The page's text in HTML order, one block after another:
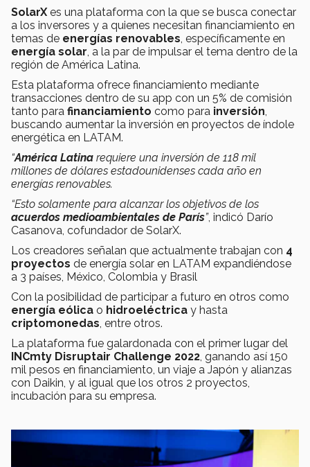
SolarXes una plataforma con la que se busca conectar
a los inversores y a quienes necesitan financiamiento en
temas de energías renovables, específicamente en
energía solar, a la par de impulsar el tema dentro de la
región de América Latina.
Esta plataforma ofrece financiamiento mediante
transacciones dentro de su app con un 5% de comisión
tanto para financiamiento como para inversión,
buscando aumentar la inversión en proyectos de índole
energética en LATAM.
“América Latina requiere una inversión de 118 mil
millones de dólares estadounidenses cada año en
energías renovables.
“Esto solamente para alcanzar los objetivos de los
acuerdos medioambientales de París”, indicó Darío
Casanova, cofundador de SolarX.
Los creadores señalan que actualmente trabajan con 4
proyectos de energía solar en LATAM expandiéndose
a 3 países, México, Colombia y Brasil
Con la posibilidad de participar a futuro en otros como
energía eólica o hidroeléctrica y hasta
criptomonedas, entre otros.
La plataforma fue galardonada con el primer lugar del
INCmty Disruptair Challenge 2022, ganando así 150
mil pesos en financiamiento, un viaje a Japón y alianzas
con Daikin, y al igual que los otros 2 proyectos,
incubación para su empresa.